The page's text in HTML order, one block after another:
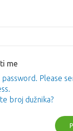
me
Please
broj dužnika?